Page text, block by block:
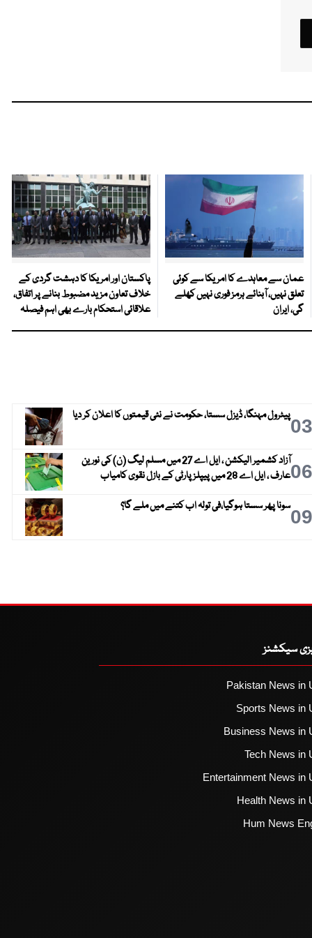
عمان سے معاہدے کا امریکا سے کوئی
تعلق نہیں، آبنائے ہرمز فوری نہیں کھلے
گی، ایران
پاکستان اور امریکا کا دہشت گردی کے
خلاف تعاون مزید مضبوط بنانے پر اتفاق،
علاقائی استحکام بارے بھی اہم فیصلہ
03پیٹرول مہنگا، ڈیزل سستا، حکومت نے نئی قیمتوں کا اعلان کر دیا
06
آزاد کشمیر الیکشن ، ایل اے 27 میں مسلم لیگ (ن) کی نورین
عارف ، ایل اے 28 میں پیپلز پارٹی کے بازل نقوی کامیاب
09سونا پھر سستا ہوگیا،فی تولہ اب کتنے میں ملے گا؟
سیکشنز
Pakistan News in
Sports News in
Business News in
Tech News in
Entertainment News in
Health News in
Hum News